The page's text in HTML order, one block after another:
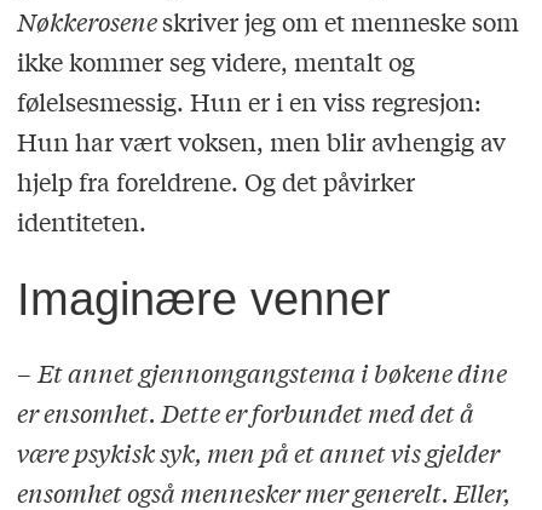
Nøkkeroseneskriver jeg om et menneske som
ikke kommer seg videre, mentalt og
følelsesmessig. Hun er i en viss regresjon:
Hun har vært voksen, men blir avhengig av
hjelp fra foreldrene. Og det påvirker
identiteten.
Imaginære venner
– Et annet gjennomgangstema i bøkene dine
er ensomhet. Dette er forbundet med det å
være psykisk syk, men på et annet vis gjelder
ensomhet også mennesker mer generelt. Eller,